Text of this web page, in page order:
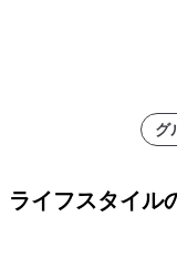
グ
ライフスタイル